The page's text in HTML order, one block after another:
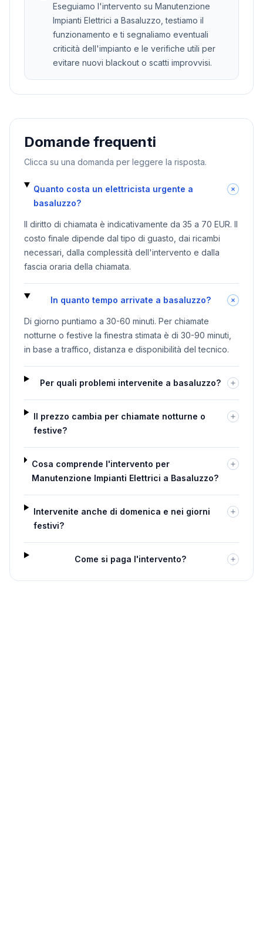
Eseguiamo l'intervento su Manutenzione
Impianti Elettrici a Basaluzzo, testiamo il
funzionamento e ti segnaliamo eventuali
criticità dell'impianto e le verifiche utili per
evitare nuovi blackout o scatti improvvisi.
Domande frequenti
Clicca su una domanda per leggere la risposta.
Quanto costa un elettricista urgente a
basaluzzo?
Il diritto di chiamata è indicativamente da 35 a 70 EUR. Il
costo finale dipende dal tipo di guasto, dai ricambi
necessari, dalla complessità dell'intervento e dalla
fascia oraria della chiamata.
In quanto tempo arrivate a basaluzzo?
Di giorno puntiamo a 30-60 minuti. Per chiamate
notturne o festive la finestra stimata è di 30-90 minuti,
in base a traffico, distanza e disponibilità del tecnico.
Per quali problemi intervenite a basaluzzo?
Il prezzo cambia per chiamate notturne o
festive?
Cosa comprende l'intervento per
Manutenzione Impianti Elettrici a Basaluzzo?
Intervenite anche di domenica e nei giorni
festivi?
Come si paga l'intervento?